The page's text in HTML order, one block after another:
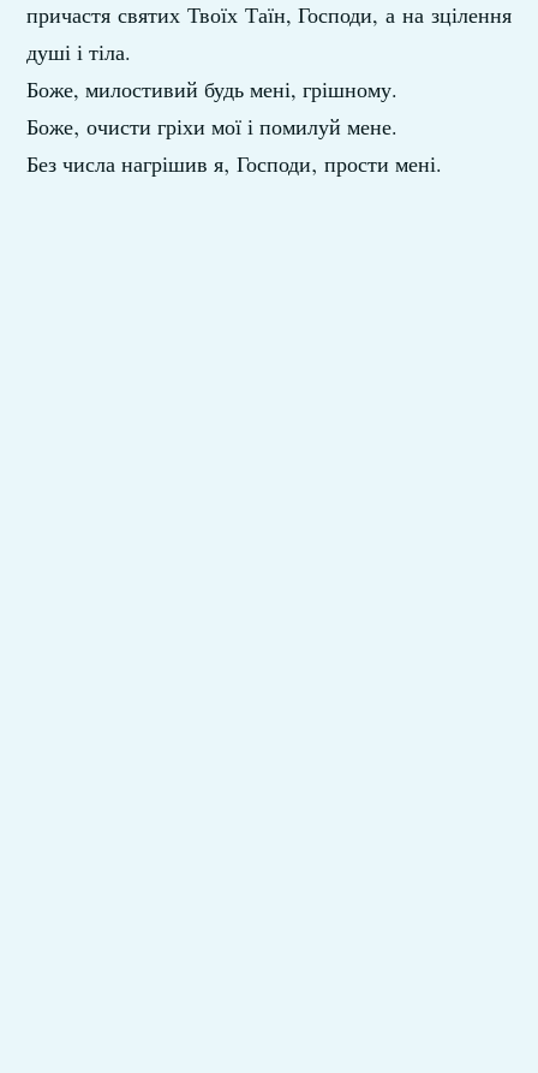
причастя святих Твоїх Таїн, Господи, а на зцілення
душі і тіла.
Боже, милостивий будь мені, грішному.
Боже‚ очисти гріхи мої і помилуй мене.
Без числа нагрішив я‚ Господи‚ прости мені.